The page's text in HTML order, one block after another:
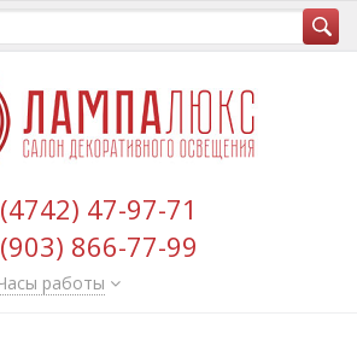
47-97-71
866-77-99
работы